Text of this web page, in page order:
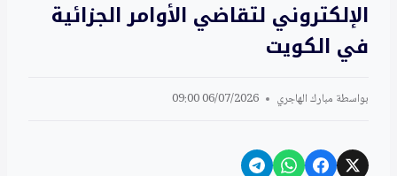
الإلكتروني لتقاضي الأوامر الجزائية
في الكويت
بواسطة مبارك الهاجري 06/07/2026 09:00